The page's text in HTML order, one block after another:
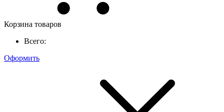
Корзина товаров
Всего:
Оформить